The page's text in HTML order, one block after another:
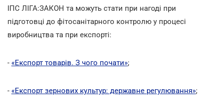
ІПС ЛІГА:ЗАКОН та можуть стати при нагоді при
підготовці до фітосанітарного контролю у процесі
виробництва та при експорті:
- «Експорт товарів. З чого почати»;
- «Експорт зернових культур: державне регулювання»;